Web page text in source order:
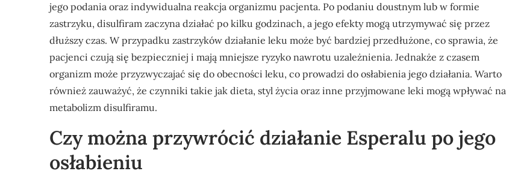
jego podania oraz indywidualna reakcja organizmu pacjenta. Po podaniu doustnym lub w formie
zastrzyku, disulfiram zaczyna działać po kilku godzinach, a jego efekty mogą utrzymywać się przez
dłuższy czas. W przypadku zastrzyków działanie leku może być bardziej przedłużone, co sprawia, że
pacjenci czują się bezpieczniej i mają mniejsze ryzyko nawrotu uzależnienia. Jednakże z czasem
organizm może przyzwyczajać się do obecności leku, co prowadzi do osłabienia jego działania. Warto
również zauważyć, że czynniki takie jak dieta, styl życia oraz inne przyjmowane leki mogą wpływać na
metabolizm disulfiramu.
Czy można przywrócić działanie Esperalu po jego
osłabieniu